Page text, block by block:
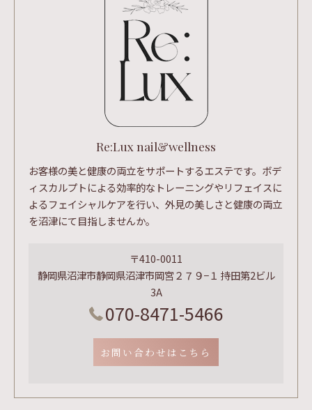
Re:Lux nail&wellness
お客様の美と健康の両立をサポートするエステです。ボデ
ィスカルプトによる効率的なトレーニングやリフェイスに
よるフェイシャルケアを行い、外見の美しさと健康の両立
を沼津にて目指しませんか。
〒410-0011
静岡県沼津市静岡県沼津市岡宮２７９−１ 持田第2ビル
3A
070-8471-5466
お問い合わせはこちら